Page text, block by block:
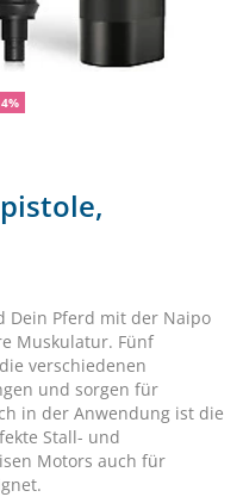
Dein Pferd mit der Naipo
Muskulatur. Fünf
verschiedenen
und sorgen für
in der Anwendung ist die
Stall- und
Motors auch für